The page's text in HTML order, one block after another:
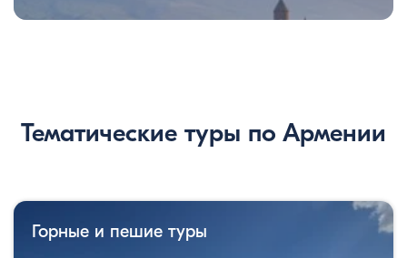
Тематические туры по Армении
Горные и пешие туры